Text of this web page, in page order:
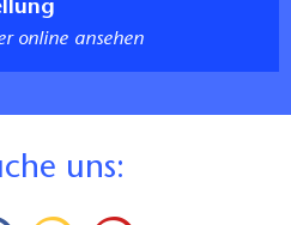
online ansehen
uns: